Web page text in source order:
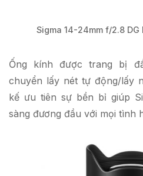
Sigma 14-24mm f/2.8
Ống kính được trang bị
chuyển lấy nét tự động/lấy
kế ưu tiên sự bền bỉ giúp
sàng đương đầu với mọi tình